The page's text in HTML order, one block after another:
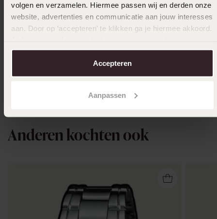
volgen en verzamelen. Hiermee passen wij en derden onze
website, advertenties en communicatie aan jouw interesses
aan. Door op ‘accepteren’ te klikken ga je hiermee akkoord.
over in onscookiebeleid.
Accepteren
Aanpassen
Zilveren plaatarmband 19 cm
Anderen kochten ook